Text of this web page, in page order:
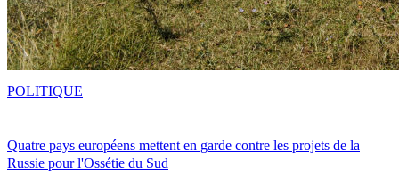
Quatre pays européens mettent en garde contre les projets de la
Russie pour l'Ossétie du Sud
POLITIQUE